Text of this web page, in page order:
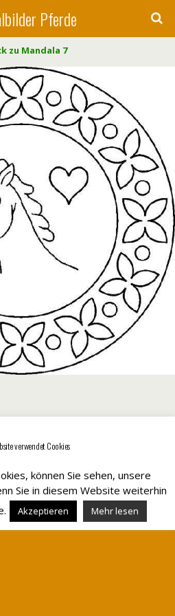
Pferde
zu Mandala 7
Desktop
verwendet Cookies
können Sie sehen, unsere
Sie in diesem Website weiterhin
Akzeptieren Mehr lesen